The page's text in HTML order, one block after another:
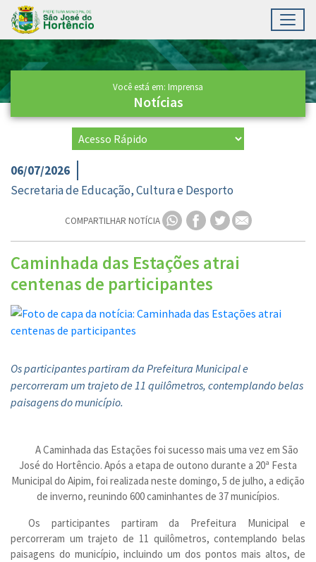
Ir para conteúdo principal
Conteúdo Principal
Você está em: Imprensa
Notícias
06/07/2026
Secretaria de Educação, Cultura e Desporto
COMPARTILHAR NOTÍCIA
Caminhada das Estações atrai
centenas de participantes
Os participantes partiram da Prefeitura Municipal e
percorreram um trajeto de 11 quilômetros, contemplando belas
paisagens do município.
A Caminhada das Estações foi sucesso mais uma vez em São
José do Hortêncio. Após a etapa de outono durante a 20ª Festa
Municipal do Aipim, foi realizada neste domingo, 5 de julho, a edição
de inverno, reunindo 600 caminhantes de 37 municípios.
Os participantes partiram da Prefeitura Municipal e
percorreram um trajeto de 11 quilômetros, contemplando belas
paisagens do município, incluindo um dos pontos mais altos, de